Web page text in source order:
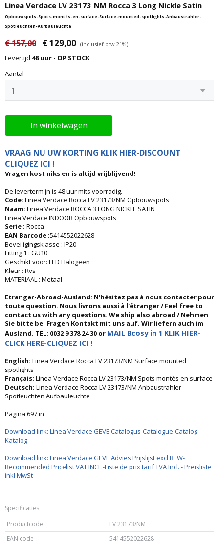
Linea Verdace LV 23173_NM Rocca 3 Long Nickle Satin
Opbouwspots-Spots-montés-en-surface-Surface-mounted-spotlights-Anbaustrahler-
Spotleuchten-Aufbauleuchte
€ 157,00 € 129,00 (inclusief btw 21%)
Levertijd 48 uur - OP STOCK
Aantal
In winkelwagen
VRAAG NU UW KORTING KLIK HIER-DISCOUNT
CLIQUEZ ICI !
Vragen kost niks en is altijd vrijblijvend!
De levertermijn is 48 uur mits voorradig.
Code: Linea Verdace Rocca LV 23173/NM Opbouwspots
Naam: Linea Verdace ROCCA 3 LONG NICKLE SATIN
Linea Verdace INDOOR Opbouwspots
Serie : Rocca
EAN Barcode :5414552022628
Beveiligingsklasse : IP20
Fitting 1 : GU10
Geschikt voor: LED Halogeen
Kleur : Rvs
MATERIAAL : Metaal
Etranger-Abroad-Ausland: N'hésitez pas à nous contacter pour
toute question. Nous livrons aussi à l'étranger / Feel free to
contact us with any questions. We ship also abroad / Nehmen
Sie bitte bei Fragen Kontakt mit uns auf. Wir liefern auch im
Ausland. TEL: 0032 9 378 24 30 or MAIL Bcosy in 1 KLIK HIER-
CLICK HERE-CLIQUEZ ICI !
English: Linea Verdace Rocca LV 23173/NM Surface mounted
spotlights
Français: Linea Verdace Rocca LV 23173/NM Spots montés en surface
Deutsch: Linea Verdace Rocca LV 23173/NM Anbaustrahler
Spotleuchten Aufbauleuchte
Pagina 697 in
Download link: Linea Verdace GEVE Catalogus-Catalogue-Catalog-
Katalog
Download link: Linea Verdace GEVE Advies Prijslijst excl BTW-
Recommended Pricelist VAT INCL.-Liste de prix tarif TVA Incl. - Preisliste
inkl MwSt
Specificaties
Productcode
LV 23173/NM
EAN code
5414552022628